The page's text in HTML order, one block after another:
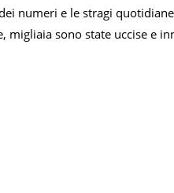
numeri e le stragi
sono state uccise e